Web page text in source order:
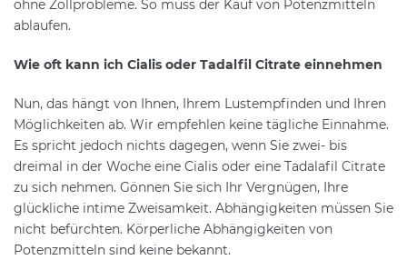
ohne Zollprobleme. So muss der Kauf von Potenzmitteln
ablaufen.
Wie oft kann ich Cialis oder Tadalfil Citrate einnehmen
Nun, das hängt von Ihnen, Ihrem Lustempfinden und Ihren
Möglichkeiten ab. Wir empfehlen keine tägliche Einnahme.
Es spricht jedoch nichts dagegen, wenn Sie zwei- bis
dreimal in der Woche eine Cialis oder eine Tadalafil Citrate
zu sich nehmen. Gönnen Sie sich Ihr Vergnügen, Ihre
glückliche intime Zweisamkeit. Abhängigkeiten müssen Sie
nicht befürchten. Körperliche Abhängigkeiten von
Potenzmitteln sind keine bekannt.